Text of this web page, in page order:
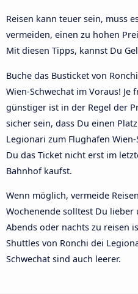
Reisen kann teuer sein, muss
vermeiden, einen zu hohen
Mit diesen Tipps, kannst Du
Buche das Busticket von
Wien-Schwechat im Voraus!
günstiger ist in der Regel der
sicher sein, dass Du einen
Legionari zum Flughafen
Du das Ticket nicht erst im
Bahnhof kaufst.
Wenn möglich, vermeide
Wochenende solltest Du lieber
Abends oder nachts zu reisen
Shuttles von Ronchi dei
Schwechat sind auch leerer.